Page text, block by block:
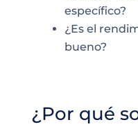
específico?
¿Es el
bueno?
¿Por qué